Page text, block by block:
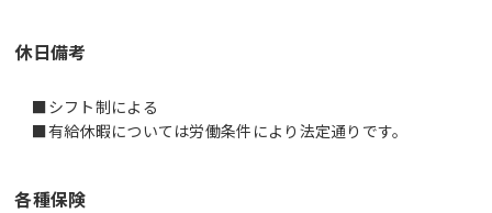
休日備考
■シフト制による
■有給休暇については労働条件により法定通りです。
各種保険